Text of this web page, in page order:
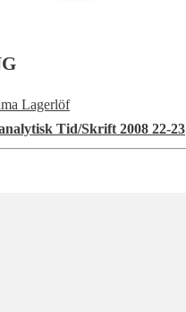
Lagerlöf
Tid/Skrift 2008 22-23